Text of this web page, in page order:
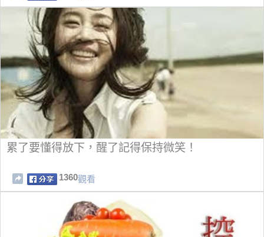
累了要懂得放下，醒了記得保持微笑！
1360觀看